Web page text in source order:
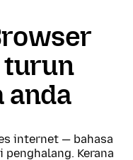
turun
anda
internet — bahasa
Kerana